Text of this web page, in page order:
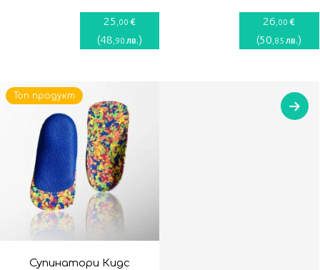
25 ,00 €
(48 ,90 лв.)
26 ,00 €
(50 ,85 лв.)
Супинатори Кидс
Топ продукт